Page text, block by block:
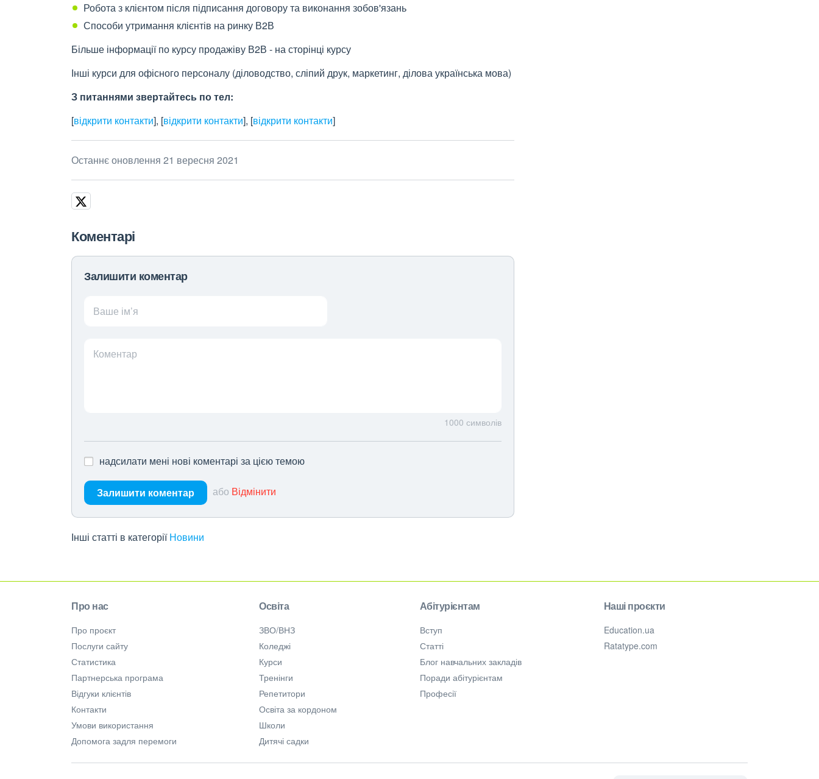
Робота з клієнтом після підписання договору та виконання зобов'язань
Способи утримання клієнтів на ринку В2В
Більше інформації по курсу продажіву В2В - на сторінці курсу
Інші курси для офісного персоналу (діловодство, сліпий друк, маркетинг, ділова українська мова)
З питаннями звертайтесь по тел:
[відкрити контакти], [відкрити контакти], [відкрити контакти]
Останнє оновлення 21 вересня 2021
Коментарі
Залишити коментар
Ваше ім’я
Коментар
1000 символів
надсилати мені нові коментарі за цією темою
Залишити коментар або Відмінити
Інші статті в категорії Новини
Про нас
Про проєкт
Послуги сайту
Статистика
Партнерська програма
Відгуки клієнтів
Контакти
Умови використання
Допомога задля перемоги
Освіта
ЗВО/ВНЗ
Коледжі
Курси
Тренінги
Репетитори
Освіта за кордоном
Школи
Дитячі садки
Абітурієнтам
Вступ
Статті
Блог навчальних закладів
Поради абітурієнтам
Професії
Наші проєкти
Education.ua
Ratatype.com